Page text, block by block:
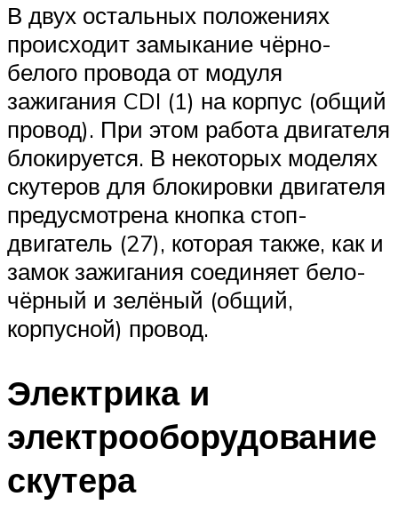
В двух остальных положениях
происходит замыкание чёрно-
белого провода от модуля
зажигания CDI (1) на корпус (общий
провод). При этом работа двигателя
блокируется. В некоторых моделях
скутеров для блокировки двигателя
предусмотрена кнопка стоп-
двигатель (27), которая также, как и
замок зажигания соединяет бело-
чёрный и зелёный (общий,
корпусной) провод.
Электрика и
электрооборудование
скутера